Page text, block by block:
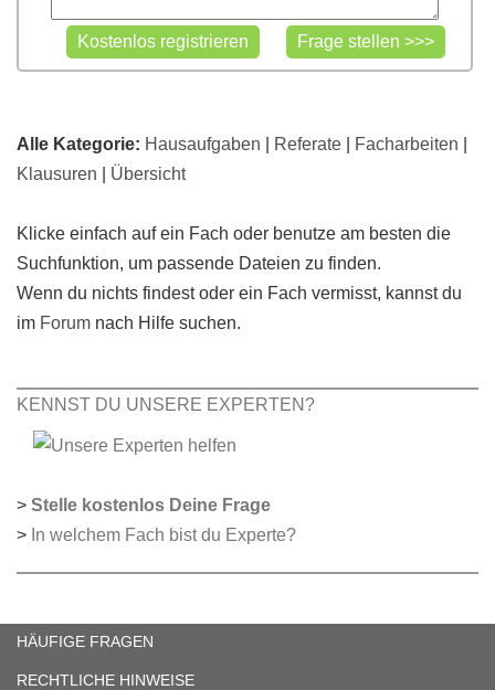
Alle Kategorie: Hausaufgaben Referate Facharbeiten
Klausuren
Übersicht
Klicke einfach auf ein Fach oder benutze am besten die
Suchfunktion, um passende Dateien zu finden.
Wenn du nichts findest oder ein Fach vermisst, kannst du
im Forum nach Hilfe suchen.
KENNST DU UNSERE EXPERTEN?
> Stelle kostenlos Deine Frage
> In welchem Fach bist du Experte?
HÄUFIGE FRAGEN
RECHTLICHE HINWEISE